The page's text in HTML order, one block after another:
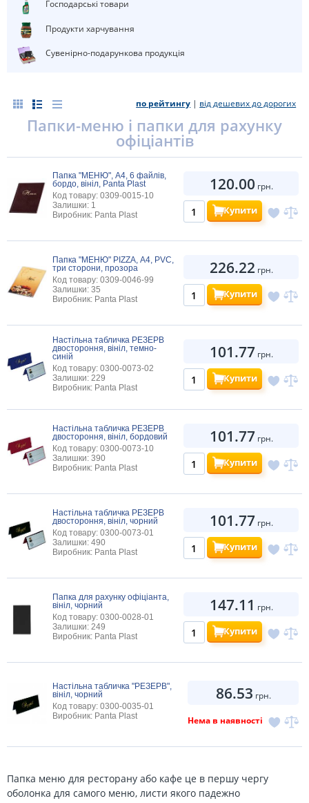
Господарські товари
Продукти харчування
Сувенірно-подарункова продукція
по рейтингу | від дешевих до дорогих
Папки-меню і папки для рахунку
офіціантів
Папка "МЕНЮ", А4, 6 файлів,
бордо, вініл, Panta Plast
Код товару: 0309-0015-10
Залишки: 1
Виробник: Panta Plast
120.00 грн.
Купити
Папка "МЕНЮ" PIZZA, А4, PVC,
три сторони, прозора
Код товару: 0309-0046-99
Залишки: 35
Виробник: Panta Plast
226.22 грн.
Купити
Настільна табличка РЕЗЕРВ
двостороння, вініл, темно-
синій
Код товару: 0300-0073-02
Залишки: 229
Виробник: Panta Plast
101.77 грн.
Купити
Настільна табличка РЕЗЕРВ
двостороння, вініл, бордовий
Код товару: 0300-0073-10
Залишки: 390
Виробник: Panta Plast
101.77 грн.
Купити
Настільна табличка РЕЗЕРВ
двостороння, вініл, чорний
Код товару: 0300-0073-01
Залишки: 490
Виробник: Panta Plast
101.77 грн.
Купити
Папка для рахунку офіціанта,
вініл, чорний
Код товару: 0300-0028-01
Залишки: 249
Виробник: Panta Plast
147.11 грн.
Купити
Настільна табличка "РЕЗЕРВ",
вініл, чорний
Код товару: 0300-0035-01
Виробник: Panta Plast
86.53 грн.
Нема в наявності
Папка меню для ресторану або кафе це в першу чергу
оболонка для самого меню, листи якого падежно